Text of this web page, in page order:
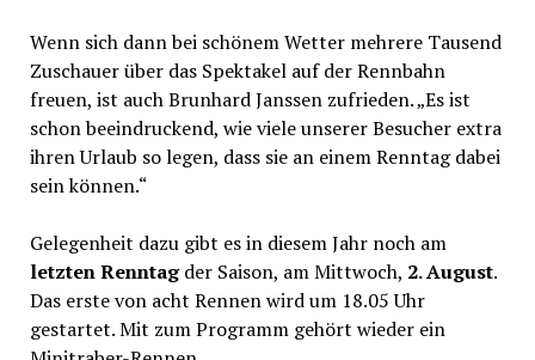
Wenn sich dann bei schönem Wetter mehrere Tausend
Zuschauer über das Spektakel auf der Rennbahn
freuen, ist auch Brunhard Janssen zufrieden. „Es ist
schon beeindruckend, wie viele unserer Besucher extra
ihren Urlaub so legen, dass sie an einem Renntag dabei
sein können.“
Gelegenheit dazu gibt es in diesem Jahr noch am
letzten Renntagder Saison, am Mittwoch, 2. August.
Das erste von acht Rennen wird um 18.05 Uhr
gestartet. Mit zum Programm gehört wieder ein